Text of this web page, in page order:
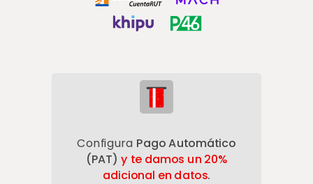
Configura Pago Automático
(PAT) y te damos un 20%
adicional en datos.